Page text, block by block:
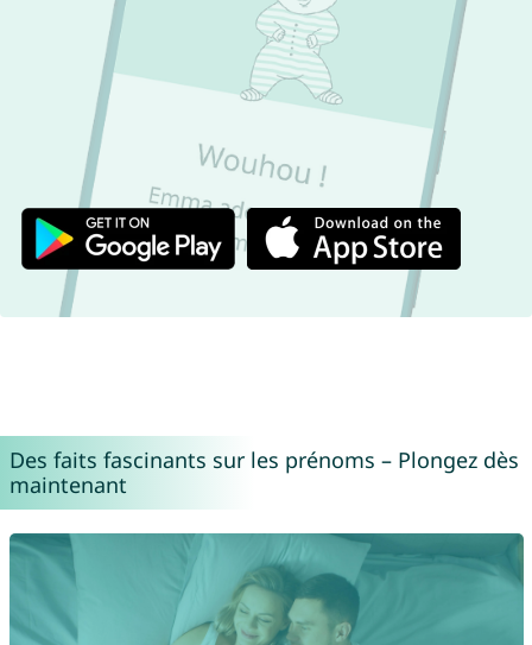
Des faits fascinants sur les prénoms – Plongez dès
maintenant